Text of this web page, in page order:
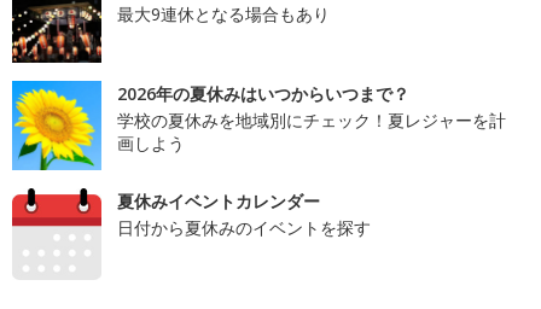
最大9連休となる場合もあり
2026年の夏休みはいつからいつまで？
学校の夏休みを地域別にチェック！夏レジャーを計
画しよう
夏休みイベントカレンダー
日付から夏休みのイベントを探す